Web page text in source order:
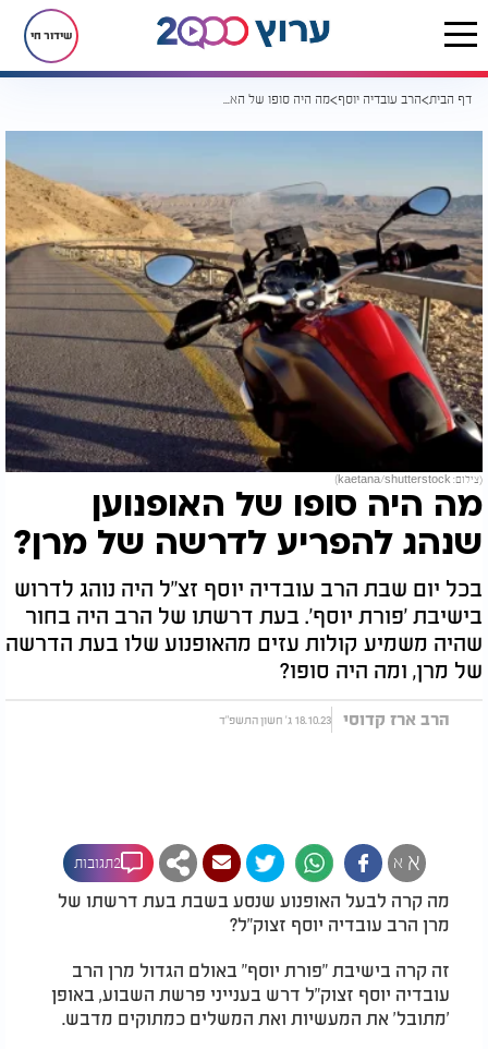
שידור חי
דף הבית הרב עובדיה יוסף מה היה סופו של האופנוען שנהג להפריע לדרשה של מרן?
(צילום: kaetana/shutterstock)
מה היה סופו של האופנוען
שנהג להפריע לדרשה של מרן?
בכל יום שבת הרב עובדיה יוסף זצ"ל היה נוהג לדרוש
בישיבת 'פורת יוסף'. בעת דרשתו של הרב היה בחור
שהיה משמיע קולות עזים מהאופנוע שלו בעת הדרשה
של מרן, ומה היה סופו?
הרב ארז קדוסי 18.10.23 ג' חשון התשפ"ד
א א 2תגובות
מה קרה לבעל האופנוע שנסע בשבת בעת דרשתו של
מרן הרב עובדיה יוסף זצוק"ל?
זה קרה בישיבת "פורת יוסף" באולם הגדול מרן הרב
עובדיה יוסף זצוק"ל דרש בענייני פרשת השבוע, באופן
'מתובל' את המעשיות ואת המשלים כמתוקים מדבש.